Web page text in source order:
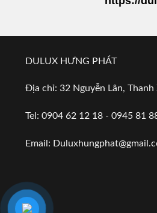
DULUX HƯNG PHÁT
Địa chỉ: 32 Nguyễn Lân, Thanh
Tel: 0904 62 12 18 - 0945 81
Email: